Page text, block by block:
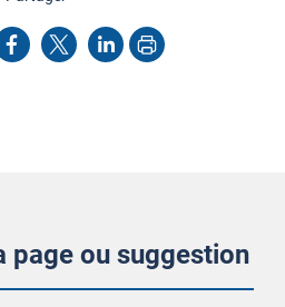
l'adresse
X LinkedInImprimer
page ou suggestion